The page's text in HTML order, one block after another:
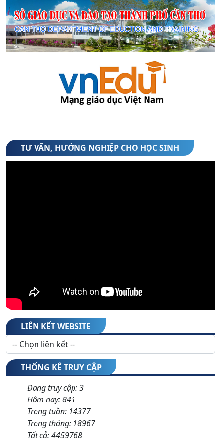
(06/08/2026)
2. Thư mời Hội nghị phụ huynh học sinh khối
10 năm học 2026-2027
(06/08/2026)
3. Danh sách xếp lớp 10 theo tổ hợp môn -
năm học 2026-2027
(05/08/2026)
TƯ VẤN, HƯỚNG NGHIỆP CHO HỌC SINH
LIÊN KẾT WEBSITE
THỐNG KÊ TRUY CẬP
Đang truy cập:3
Hôm nay:841
Trong tuần: 14377
Trong tháng: 18967
Tất cả:4459768